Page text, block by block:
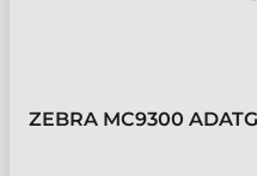
ZEBRA MC9300